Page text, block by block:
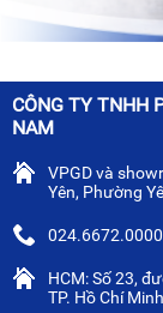
CÔNG TY TNHH
NAM
VPGD và
Yên, Phường
024.6672.0000
HCM: Số 23,
TP. Hồ Chí Minh